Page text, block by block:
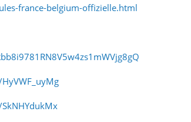
france-belgium-offizielle.html